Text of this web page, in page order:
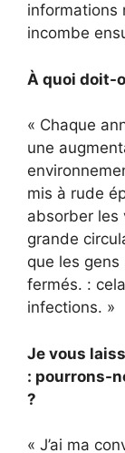
informations
incombe
À quoi doit-
« Chaque
une
mis à rude
absorber les
grande
que les
fermés. :
infections. »
Je vous
: pourrons-
?
« J’ai ma